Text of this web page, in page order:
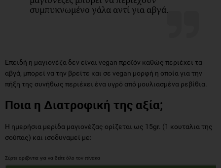
συμπυκνωμένο γάλα αντί για αβγά.
Επειδή η μαγιονέζα δεν είναι vegan προϊόν καθώς περιέχει τα
αβγά, μπορεί να την βρείτε και σε vegan μορφή η οποία για την
πήξη της συνήθως περιέχει ένα υγρό από μουλιασμένα ρεβίθια.
Ποια η Διατροφική της αξία;
Η ημερήσια μερίδα μαγιονέζας ορίζεται ως 15gr. (1 κουταλια της
σούπας) και ισοδυναμεί με: